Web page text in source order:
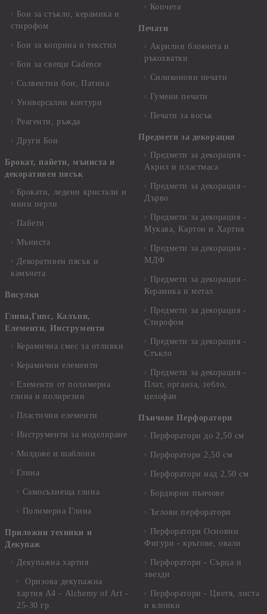
Бои за стъкло, керамика и
стирофом
Бои за коприна и текстил
Бои за свещи Cadence
Солвентни бои, Патина
Универсални контури
Реагенти, ръжда
Други Бои
Брокат, пайети, мъниста и
декоративен пясък
Брокати, ледени кристали и
мини перли
Пайети
Мъниста
Декоративен пясък и
камъчета
Висулки
Глина,Гипс, Калъпи,
Елементи, Инструменти
Керамична смес за отливки
Керамични елементи
Елементи от полимерна
глина и полирезин
Пластични елементи
Инструменти за моделиране
Молдове и шаблони
Глина
Самосъхнеща глина
Полимерна Глина
Приложни техники и
Декупаж
Декупажна хартия
Оризова декупажна
хартия А4 - Alchemy of Art -
25-30 гр.
Копчета
Печати
Акрилни блокчета и
ръкохватки
Силиконови печати
Гумени печати
Печати за восък
Предмети за декорация
Предмети за декорация -
Акрил и пластмаса
Предмети за декорация -
Дърво
Предмети за декорация -
Мукава, Картон и Хартия
Предмети за декорация -
МДФ
Предмети за декорация -
Керамика и метал
Предмети за декорация -
Стирофом
Предмети за декорация -
Стъкло
Предмети за декорация -
Плат, органза, зебло,
целофан
Пънчове Перфоратори
Перфоратори до 2,50 см
Перфоратори 2,50 см
Перфоратори над 2,50 см
Бордюрни пънчове
Ъглови перфоратори
Перфоратори Основни
Фигури - кръгове, овали
Перфоратори - Сърца и
звезди
Перфоратори - Цветя, листа
и клонки